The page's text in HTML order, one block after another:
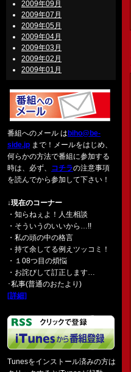
2009年09月
2009年07月
2009年05月
2009年04月
2009年03月
2009年02月
2009年01月
番組へのメール は biho@be-
side.jp まで！メールをはじめ、
何らかの方法で番組に参加する
時は、必ず、 コチラの注意事項
を読んでから参加して下さい！
↓現在のコーナー
・知らねぇよ！人生相談
・そういうのいいから…!!
・私の頭の中の格言
・持て余してる例えツッコミ！
・１08つ目の煩悩
・お詫びして訂正します…
･私事(普通のおたより)
[詳細]
Tunesをインストール済みの方は